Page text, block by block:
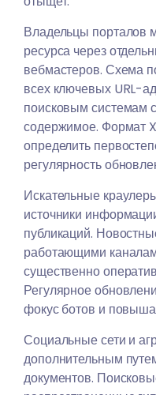
Владельцы порталов
ресурса через
вебмастеров. Схема
всех ключевых URL-
поисковым системам
содержимое. Формат
определить
регулярность
Искательные
источники
публикаций.
работающими
существенно
Регулярное
фокус ботов и
Социальные сети и
дополнительным
документов.